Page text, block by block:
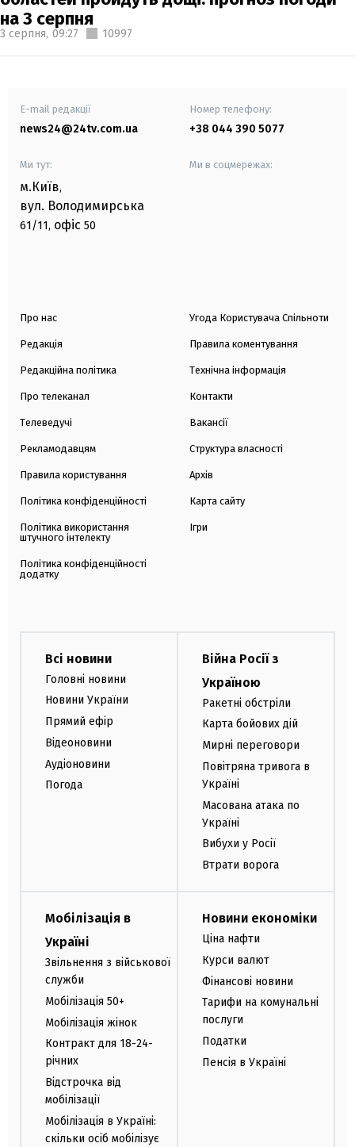
на 3 серпня
3 серпня, 09:27 10997
E-mail редакції
news24@24tv.com.ua
Номер телефону:
+38 044 390 5077
Ми тут:
м.Київ,
вул. Володимирська
61/11, офіс 50
Ми в соцмережах:
Про нас
Редакція
Редакційна політика
Про телеканал
Телеведучі
Рекламодавцям
Правила користування
Політика конфіденційності
Політика використання
штучного інтелекту
Політика конфіденційності
додатку
Угода Користувача Спільноти
Правила коментування
Технічна інформація
Контакти
Вакансії
Структура власності
Архів
Карта сайту
Ігри
Всі новини
Головні новини
Новини України
Прямий ефір
Відеоновини
Аудіоновини
Погода
Війна Росії з
Україною
Ракетні обстріли
Карта бойових дій
Мирні переговори
Повітряна тривога в
Україні
Масована атака по
Україні
Вибухи у Росії
Втрати ворога
Мобілізація в
Україні
Звільнення з військової
служби
Мобілізація 50+
Мобілізація жінок
Контракт для 18-24-
річних
Відстрочка від
мобілізації
Мобілізація в Україні:
скільки осіб мобілізує
Новини економіки
Ціна нафти
Курси валют
Фінансові новини
Тарифи на комунальні
послуги
Податки
Пенсія в Україні